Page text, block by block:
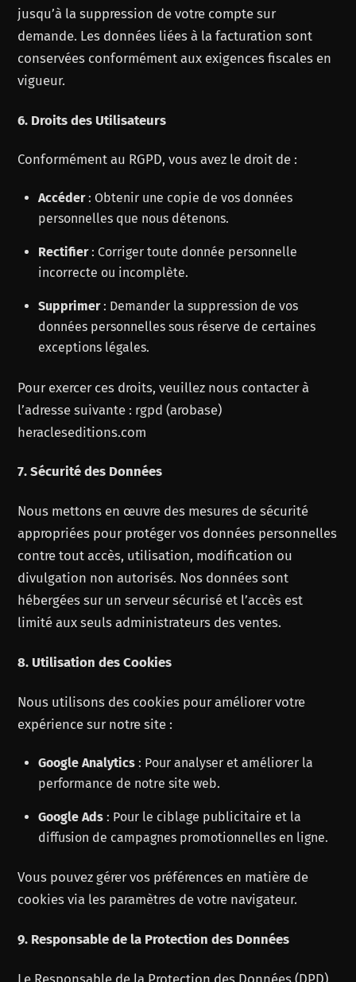
jusqu’à la suppression de votre compte sur
demande. Les données liées à la facturation sont
conservées conformément aux exigences fiscales en
vigueur.
6. Droits des Utilisateurs
Conformément au RGPD, vous avez le droit de :
Accéder: Obtenir une copie de vos données
personnelles que nous détenons.
Rectifier: Corriger toute donnée personnelle
incorrecte ou incomplète.
Supprimer: Demander la suppression de vos
données personnelles sous réserve de certaines
exceptions légales.
Pour exercer ces droits, veuillez nous contacter à
l’adresse suivante : rgpd (arobase)
heracleseditions.com
7. Sécurité des Données
Nous mettons en œuvre des mesures de sécurité
appropriées pour protéger vos données personnelles
contre tout accès, utilisation, modification ou
divulgation non autorisés. Nos données sont
hébergées sur un serveur sécurisé et l’accès est
limité aux seuls administrateurs des ventes.
8. Utilisation des Cookies
Nous utilisons des cookies pour améliorer votre
expérience sur notre site :
Google Analytics : Pour analyser et améliorer la
performance de notre site web.
Google Ads : Pour le ciblage publicitaire et la
diffusion de campagnes promotionnelles en ligne.
Vous pouvez gérer vos préférences en matière de
cookies via les paramètres de votre navigateur.
9. Responsable de la Protection des Données
Le Responsable de la Protection des Données (DPD)